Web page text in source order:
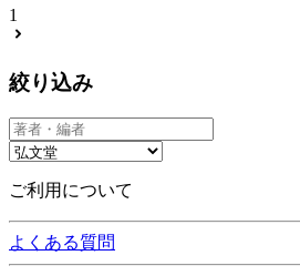
1
絞り込み
ご利用について
よくある質問